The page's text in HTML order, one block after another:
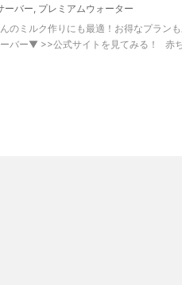
ーバー, プレミアムウォーター
のミルク作りにも最適！お得なプラン
バー▼ >>公式サイトを見てみる！ 赤